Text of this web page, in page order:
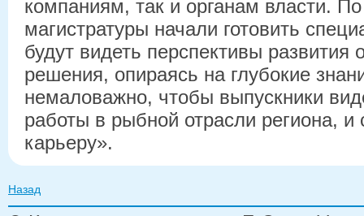
компаниям, так и органам власти.
магистратуры начали готовить
будут видеть перспективы развития
решения, опираясь на глубокие
немаловажно, чтобы выпускники
работы в рыбной отрасли региона, и
карьеру».
Назад